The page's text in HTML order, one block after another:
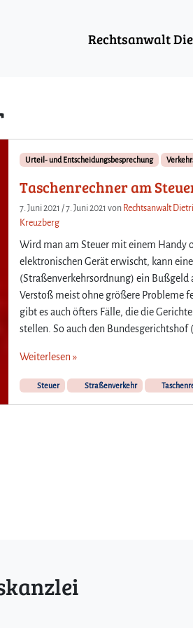
Rechtsanwalt
Urteil- und Entscheidungsbesprechung
Taschenrechner am
7. Juni 2021 /7. Juni 2021 von Rechtsanwalt
Kreuzberg
Wird man am Steuer mit einem Handy
elektronischen Gerät erwischt, kann
(Straßenverkehrsordnung) ein Bußgeld
Verstoß meist ohne größere Probleme
gibt es auch öfters Fälle, die die
stellen. So auch den Bundesgerichtshof
Weiterlesen »
Steuer Straßenverkehr